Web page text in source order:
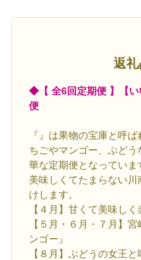
返
◆【 全6回定期便 】【い
便
『 』は果物の宝庫と呼
ちごやマンゴー、ぶど
華な定期便となっていま
美味しくてたまらない
けします。
【４月】甘くて美味し
【５月・６月・７月】
ンゴー』
【８月】ぶどうの女王